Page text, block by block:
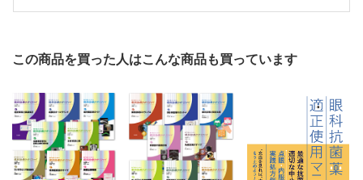
この商品を買った人はこんな商品も買っています